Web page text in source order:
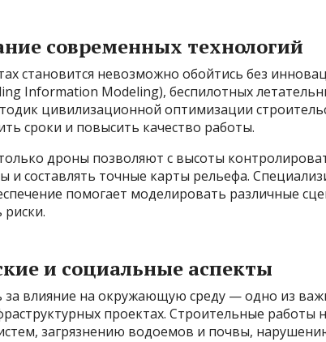
современных технологий
становится невозможно обойтись без
Information Modeling), беспилотных
цивилизационной оптимизации
сроки и повысить качество работы.
дроны позволяют с высоты
и составлять точные карты рельефа.
помогает моделировать различные
и социальные аспекты
за влияние на окружающую среду — одно из
проектах. Строительные работы
загрязнению водоемов и почвы,